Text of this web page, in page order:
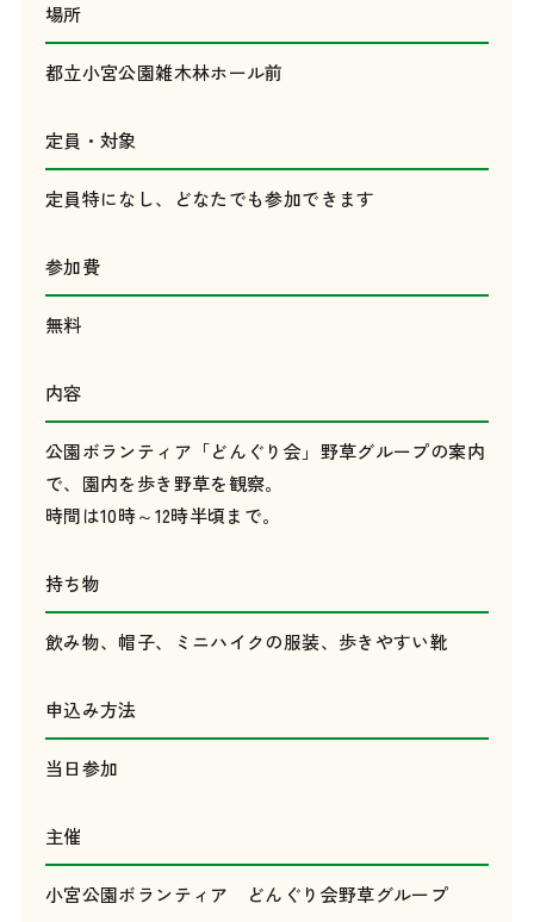
場所
都立小宮公園雑木林ホール前
定員・対象
定員特になし、どなたでも参加できます
参加費
無料
内容
公園ボランティア「どんぐり会」野草グループの案内
で、園内を歩き野草を観察。
時間は10時～12時半頃まで。
持ち物
飲み物、帽子、ミニハイクの服装、歩きやすい靴
申込み方法
当日参加
主催
小宮公園ボランティア どんぐり会野草グループ